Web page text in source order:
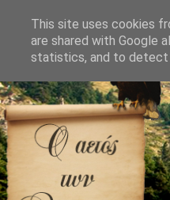
This site uses cookies
are shared with Google
statistics, and to detect